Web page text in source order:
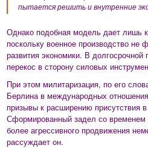
пытается решить и внутренние
Однако подобная модель дает лишь
поскольку военное производство не
развития экономики. В долгосрочной
перекос в сторону силовых
При этом милитаризация, по его
Берлина в международных
призывы к расширению присутствия
Сформированный задел со
более агрессивного продвижения
рассуждает он.